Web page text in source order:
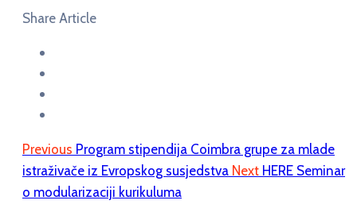
Share Article
Previous Program stipendija Coimbra grupe za mlade
istraživače iz Evropskog susjedstva Next HERE Seminar
o modularizaciji kurikuluma